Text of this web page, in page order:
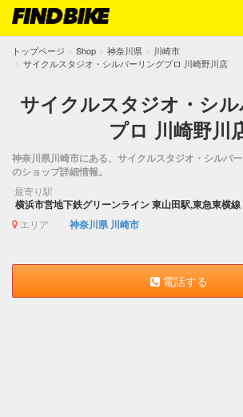
トップページ Shop 神奈川県
川崎市
サイクルスタジオ・シルバーリングプロ 川崎野川店
サイクルスタジオ・シ
プロ 川崎野川
神奈川県川崎市にある、サイクルスタジオ・シルバ
のショップ詳細情報。
最寄り駅
横浜市営地下鉄グリーンライン 東山田駅,東急東横
エリア 神奈川県 川崎市
電話する